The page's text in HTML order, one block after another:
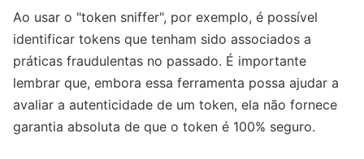
Ao usar o "token sniffer", por exemplo, é possível
identificar tokens que tenham sido associados a
práticas fraudulentas no passado. É importante
lembrar que, embora essa ferramenta possa ajudar a
avaliar a autenticidade de um token, ela não fornece
garantia absoluta de que o token é 100% seguro.